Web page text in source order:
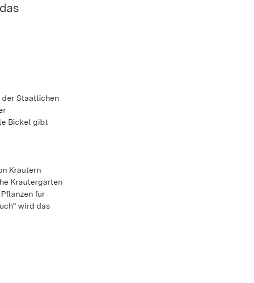
der Staatlichen
Bickel gibt
Kräutern
Kräutergärten
für
wird das